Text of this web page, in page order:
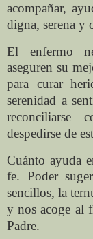
acompañar,
digna, serena y
El enfermo
asegurensu
para curar
serenidad a
reconciliarse
despedirse de
Cuánto ayuda
fe. Poder
sencillos, la
y nosacoge al
Padre.